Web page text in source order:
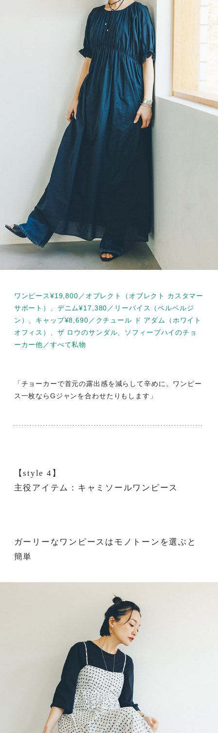
ワンピース¥19,800／オブレクト（オブレクト カスタマー
サポート）、デニム¥17,380／リーバイス（ベルベルジ
ン）、キャップ¥8,690／クチュール ド アダム（ホワイト
オフィス）、ザ ロウのサンダル、ソフィーブハイのチョ
ーカー他／すべて私物
「チョーカーで首元の露出感を減らして辛めに。ワンピー
ス一枚ならGジャンを合わせたりもします」
【style 4】
主役アイテム：キャミソールワンピース
ガーリーなワンピースはモノトーンを選ぶと
簡単